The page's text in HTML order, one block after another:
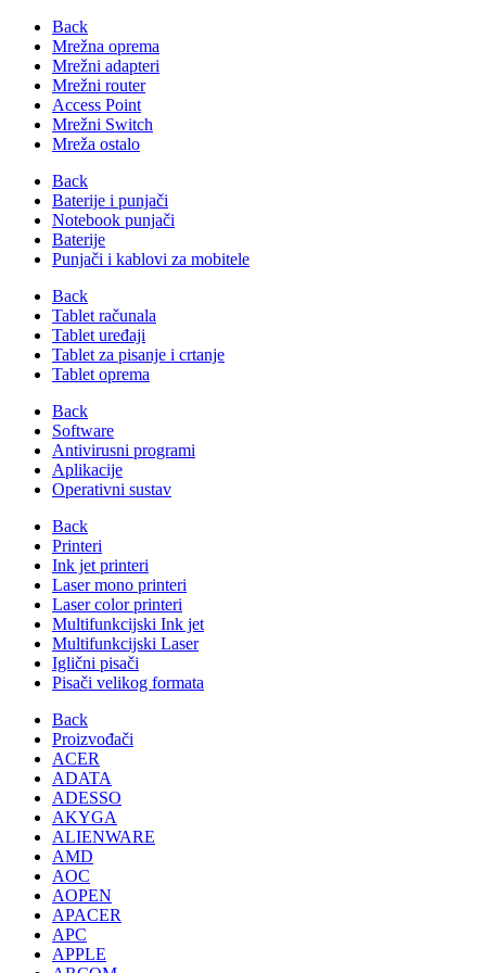
Back
Mrežna oprema
Mrežni adapteri
Mrežni router
Access Point
Mrežni Switch
Mreža ostalo
Back
Baterije i punjači
Notebook punjači
Baterije
Punjači i kablovi za mobitele
Back
Tablet računala
Tablet uređaji
Tablet za pisanje i crtanje
Tablet oprema
Back
Software
Antivirusni programi
Aplikacije
Operativni sustav
Back
Printeri
Ink jet printeri
Laser mono printeri
Laser color printeri
Multifunkcijski Ink jet
Multifunkcijski Laser
Iglični pisači
Pisači velikog formata
Back
Proizvođači
ACER
ADATA
ADESSO
AKYGA
ALIENWARE
AMD
AOC
AOPEN
APACER
APC
APPLE